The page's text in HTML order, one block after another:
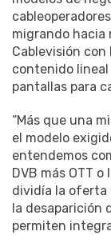
migrando hacia
Cablevisión con
contenido lineal
pantallas para
“Más que una
el modelo
entendemos
DVB más OTT o
dividía la oferta
la desaparición
permiten